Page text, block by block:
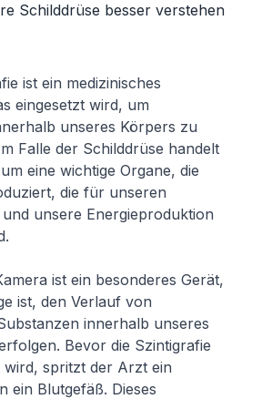
Schilddrüse besser verstehen
ist ein medizinisches
eingesetzt wird, um
unseres Körpers zu
Falle der Schilddrüse handelt
eine wichtige Organe, die
die für unseren
unsere Energieproduktion
ist ein besonderes Gerät,
ist, den Verlauf von
innerhalb unseres
Bevor die Szintigrafie
spritzt der Arzt ein
ein Blutgefäß. Dieses